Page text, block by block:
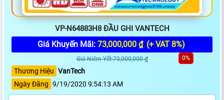
VP-N64883H8 ĐẦU GHI VANTECH
Giá Khuyến Mãi: 73,000,000 ₫ (+ VAT 8%)
Giá Niêm Yết:73,000,000 ₫ 0%
Thương Hiệu VanTech
Ngày Đăng 9/19/2020 9:54:13 AM